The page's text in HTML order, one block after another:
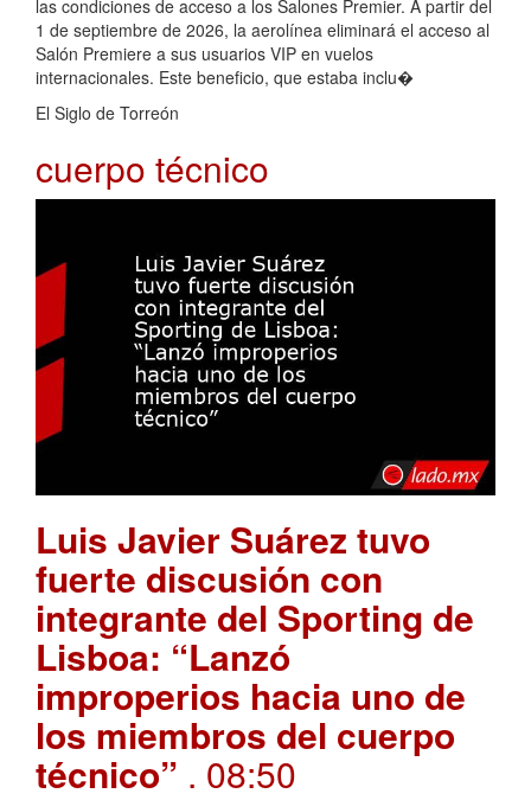
las condiciones de acceso a los Salones Premier. A partir del
1 de septiembre de 2026, la aerolínea eliminará el acceso al
Salón Premiere a sus usuarios VIP en vuelos
internacionales. Este beneficio, que estaba inclu�
El Siglo de Torreón
cuerpo técnico
Luis Javier Suárez tuvo
fuerte discusión con
integrante del Sporting de
Lisboa: “Lanzó
improperios hacia uno de
los miembros del cuerpo
técnico” . 08:50